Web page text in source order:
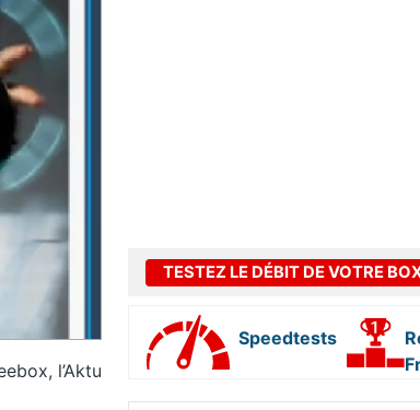
l’Aktu
TESTEZ LE DÉBIT DE VOTRE
Speedtests